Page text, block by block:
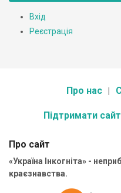
Вхід
Реєстрація
Про нас
Підтримати сайт
Про сайт
«Україна Інкогніта» -
краєзнавства.